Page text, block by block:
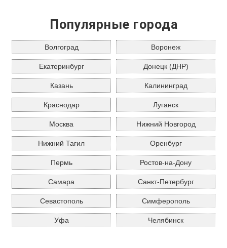
Популярные города
Волгоград Воронеж
Екатеринбург Донецк (ДНР)
Казань Калининград
Краснодар Луганск
Москва Нижний Новгород
Нижний Тагил Оренбург
Пермь Ростов-на-Дону
Самара Санкт-Петербург
Севастополь Симферополь
Уфа Челябинск